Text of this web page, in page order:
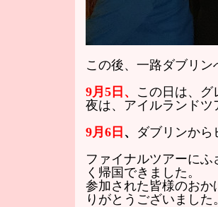
この後、一路ダブリ
9月5日、 この日は、
夜は、アイルランド
9月6日 、 ダブリンから
ファイナルツアーに
く帰国できました。
参加された皆様のおか
りがとうございました。